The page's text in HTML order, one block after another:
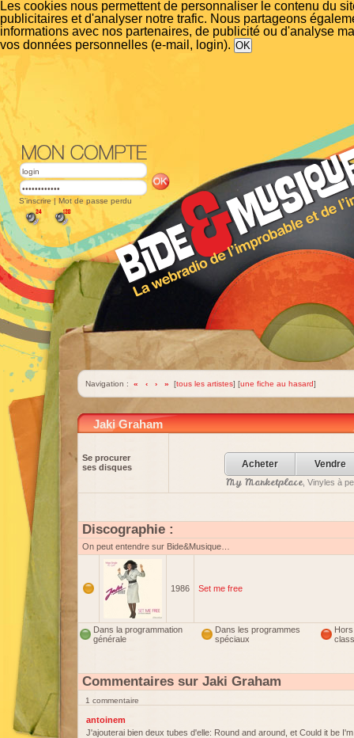
Les cookies nous permettent de personnaliser le contenu du
publicitaires et d'analyser notre trafic. Nous partageons
informations avec nos partenaires, de publicité ou d'analyse
vos données personnelles (e-mail, login).
S'inscrire | Mot de passe perdu
Navigation : « ‹ › » [tous les artistes] [une fiche au hasard]
Jaki Graham
Se procurer
ses disques
Acheter Vendre
My Marketplace, Vinyles à
Discographie :
On peut entendre sur Bide&Musique…
1986 Set me free
Dans la programmation
générale
Dans les programmes
spéciaux
Hors
Commentaires sur Jaki Graham
1 commentaire
antoinem
J'ajouterai bien deux tubes d'elle: Round and around, et Could it be